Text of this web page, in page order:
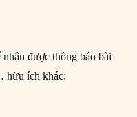
được thông báo bài
hữu ích khác: